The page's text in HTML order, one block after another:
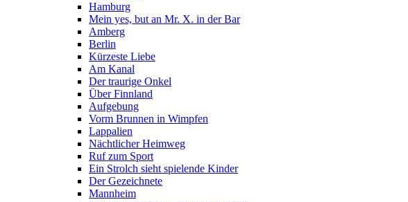
Hamburg
Mein yes, but an Mr. X. in der Bar
Amberg
Berlin
Kürzeste Liebe
Am Kanal
Der traurige Onkel
Über Finnland
Aufgebung
Vorm Brunnen in Wimpfen
Lappalien
Nächtlicher Heimweg
Ruf zum Sport
Ein Strolch sieht spielende Kinder
Der Gezeichnete
Mannheim